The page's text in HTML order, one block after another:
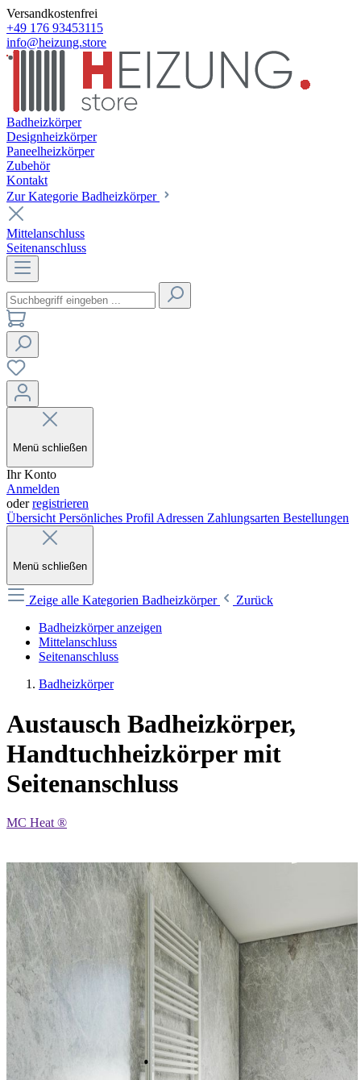
Versandkostenfrei
+49 176 93453115
info@heizung.store
Badheizkörper
Designheizkörper
Paneelheizkörper
Zubehör
Kontakt
Zur Kategorie Badheizkörper
Mittelanschluss
Seitenanschluss
Menü schließen
Ihr Konto
Anmelden
oderregistrieren
Übersicht Persönliches Profil Adressen Zahlungsarten Bestellungen
Menü schließen
Zeige alle Kategorien Badheizkörper
Zurück
Badheizkörper anzeigen
Mittelanschluss
Seitenanschluss
Badheizkörper
Austausch Badheizkörper,
Handtuchheizkörper mit
Seitenanschluss
MC Heat ®